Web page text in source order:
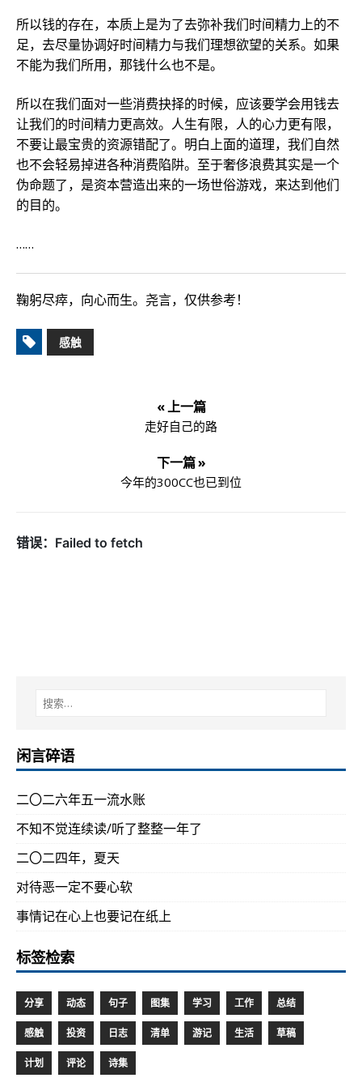
所以钱的存在，本质上是为了去弥补我们时间精力上的不
足，去尽量协调好时间精力与我们理想欲望的关系。如果
不能为我们所用，那钱什么也不是。
所以在我们面对一些消费抉择的时候，应该要学会用钱去
让我们的时间精力更高效。人生有限，人的心力更有限，
不要让最宝贵的资源错配了。明白上面的道理，我们自然
也不会轻易掉进各种消费陷阱。至于奢侈浪费其实是一个
伪命题了，是资本营造出来的一场世俗游戏，来达到他们
的目的。
……
鞠躬尽瘁，向心而生。尧言，仅供参考！
感触
« 上一篇
走好自己的路
下一篇 »
今年的300CC也已到位
闲言碎语
二〇二六年五一流水账
不知不觉连续读/听了整整一年了
二〇二四年，夏天
对待恶一定不要心软
事情记在心上也要记在纸上
标签检索
分享 动态 句子 图集 学习 工作 总结
感触 投资 日志 清单 游记 生活 草稿
计划 评论 诗集